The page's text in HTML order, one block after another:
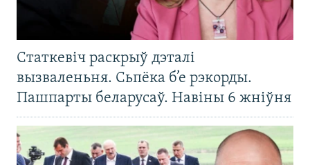
Статкевіч раскрыў дэталі
вызваленьня. Сьпёка б’е рэкорды.
Пашпарты беларусаў. Навіны 6 жніўня